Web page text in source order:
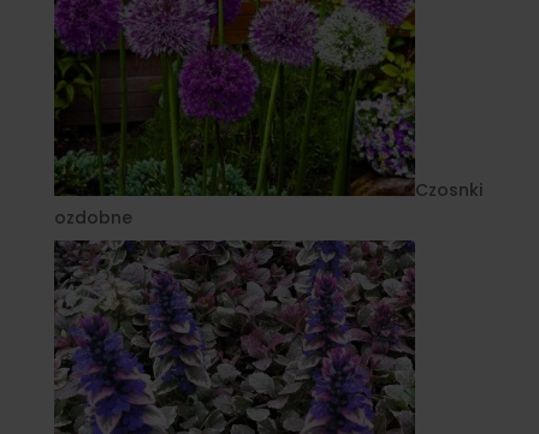
Czosnki
ozdobne